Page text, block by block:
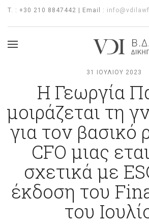
T. : +30 210 8847442 | Email :
31 ΙΟΥΛΊΟΥ 2023
Η Γεωργία
μοιράζεται τη
για τον βασικό
CFO μιας
σχετικά με
έκδοση του
του